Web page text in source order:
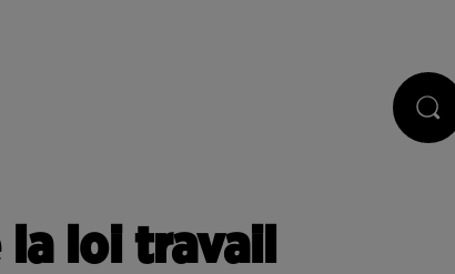
loi travail